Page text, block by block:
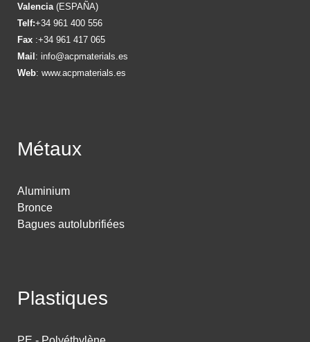
Valencia (ESPAÑA)
Telf:+34 961 400 556
Fax :+34 961 417 065
Mail : info@acpmaterials.es
Web: www.acpmaterials.es
Métaux
Aluminium
Bronce
Bagues autolubrifiées
Plastiques